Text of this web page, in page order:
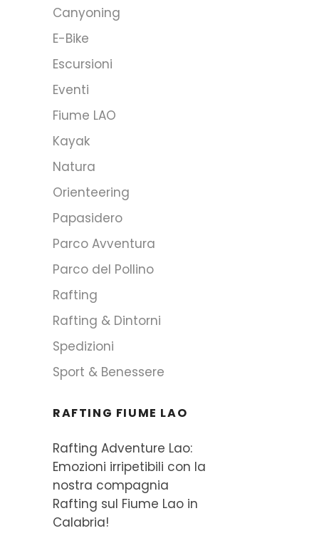
Canyoning
E-Bike
Escursioni
Eventi
Fiume LAO
Kayak
Natura
Orienteering
Papasidero
Parco Avventura
Parco del Pollino
Rafting
Rafting & Dintorni
Spedizioni
Sport & Benessere
RAFTING FIUME LAO
Rafting Adventure Lao:
Emozioni irripetibili con la
nostra compagnia
Rafting sul Fiume Lao in
Calabria!